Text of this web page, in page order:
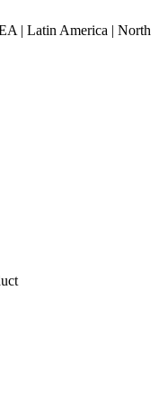
| Latin America | North